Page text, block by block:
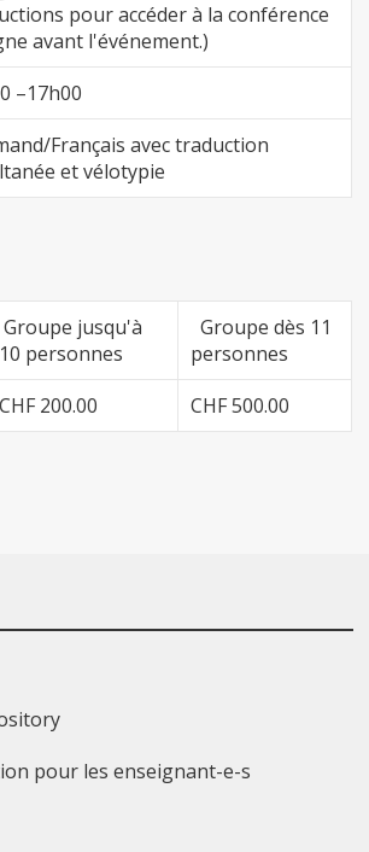
pour accéder à la conférence
avant l'événement.)
–17h00
Français avec traduction
et vélotypie
Groupe jusqu'à
10 personnes
Groupe dès 11
personnes
CHF 200.00 CHF 500.00
pour les enseignant-e-s